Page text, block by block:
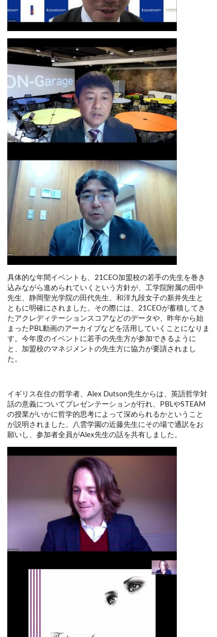
具体的な年間イベントも、21CEO加盟校の若手の先生を巻き
込みながら進められていくという方針が、工学院附属の田中
先生、静岡聖光学院の田代先生、和洋九段女子の新井先生と
ともに明確にされました。その際には、21CEOが蓄積してき
たアクレディテーションスコアなどのデータや、昨年から始
まったPBL動画のアーカイブなどを活用していくことになりま
す。今年度のイベントに若手の先生方が参加できるように
と、加盟校のマネジメントの先生方に協力が要請されまし
た。
イギリス在住の哲学者、Alex Dutson先生からは、英語哲学対
話の意義についてプレゼンテーションが行れ、PBLやSTEAM
の授業がいかに哲学的思考によって深められるかということ
が説明されました。八雲学園の近藤先生にその場で通訳をお
願いし、参加者全員がAlex先生の話を共有しました。